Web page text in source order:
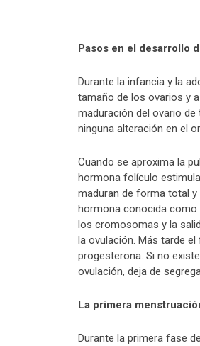
Pasos en el desarrollo
Durante la infancia y la
tamaño de los ovarios y
maduración del ovario
ninguna alteración en el
Cuando se aproxima la
hormona folículo
maduran de forma total
hormona conocida como
los cromosomas y la
la ovulación. Más tarde
progesterona. Si no
ovulación, deja de
La primera
Durante la primera fase